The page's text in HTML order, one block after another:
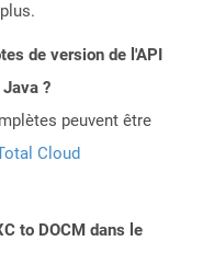
de version de l'API
?
peuvent être
Cloud
to DOCM dans le